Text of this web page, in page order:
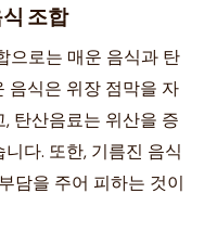
조합
으로는 매운 음식과 탄
음식은 위장 점막을 자
탄산음료는 위산을 증
다. 또한, 기름진 음식
담을 주어 피하는 것이